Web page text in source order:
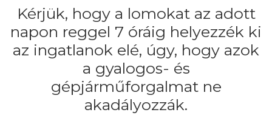
Kérjük, hogy a lomokat az adott
napon reggel 7 óráig helyezzék ki
az ingatlanok elé, úgy, hogy azok
a gyalogos- és
gépjárműforgalmat ne
akadályozzák.